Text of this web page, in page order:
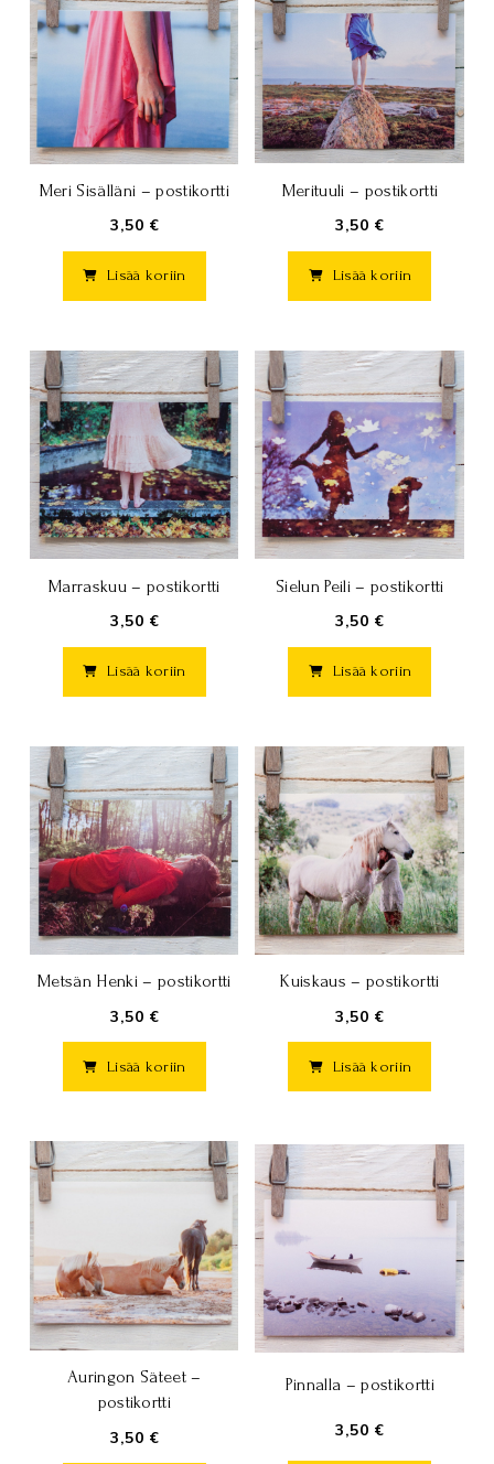
Meri Sisälläni – postikortti
3,50 €
Lisää koriin
Merituuli – postikortti
3,50 €
Lisää koriin
Marraskuu – postikortti
3,50 €
Lisää koriin
Sielun Peili – postikortti
3,50 €
Lisää koriin
Metsän Henki – postikortti
3,50 €
Lisää koriin
Kuiskaus – postikortti
3,50 €
Lisää koriin
Auringon Säteet –
postikortti
3,50 €
Pinnalla – postikortti
3,50 €